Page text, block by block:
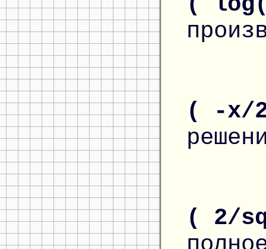
( -x/
( 2/